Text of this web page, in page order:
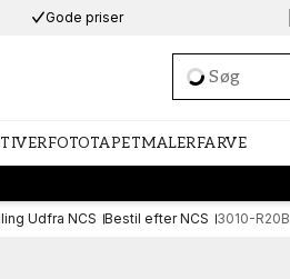
Gode priser
Loading…
FOTOTAPETMALERFARVE
Udfra NCS Bestil efter NCS 3010-R20B